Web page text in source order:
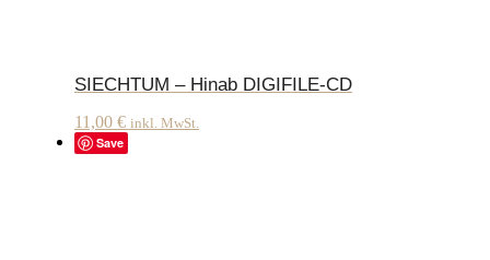
SIECHTUM – Hinab DIGIFILE-CD
11,00 € inkl. MwSt.
Save